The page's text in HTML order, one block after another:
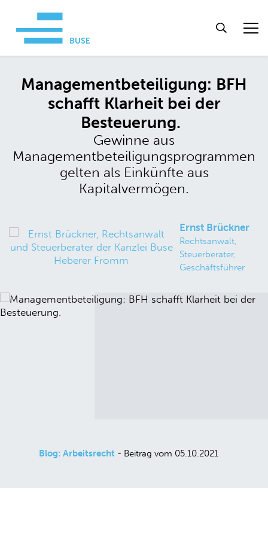
Managementbeteiligung: BFH
schafft Klarheit bei der
Besteuerung.
Gewinne aus
Managementbeteiligungsprogrammen
gelten als Einkünfte aus
Kapitalvermögen.
Ernst Brückner
Rechtsanwalt,
Steuerberater,
Geschäftsführer
Blog: Arbeitsrecht - Beitrag vom 05.10.2021